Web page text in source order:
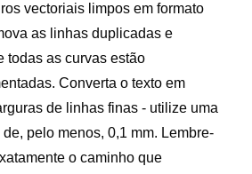
vectoriais limpos em formato
as linhas duplicadas e
todas as curvas estão
Converta o texto em
de linhas finas - utilize uma
pelo menos, 0,1 mm. Lembre-
o caminho que